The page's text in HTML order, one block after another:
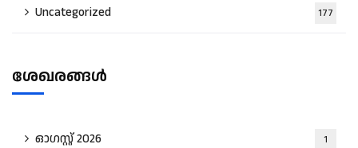
Uncategorized 177
ശേഖരങ്ങൾ
ഓഗസ്റ്റ്‌ 2026 1